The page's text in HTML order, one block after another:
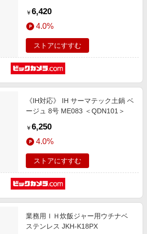
￥ 6,420
4.0%
ストアにすすむ
《IH対応》 IH サーマテック土鍋 ベ
ージュ 8号 ME083 ＜QDN101＞
￥ 6,250
4.0%
ストアにすすむ
業務用ＩＨ炊飯ジャー用ウチナベ
ステンレス JKH-K18PX